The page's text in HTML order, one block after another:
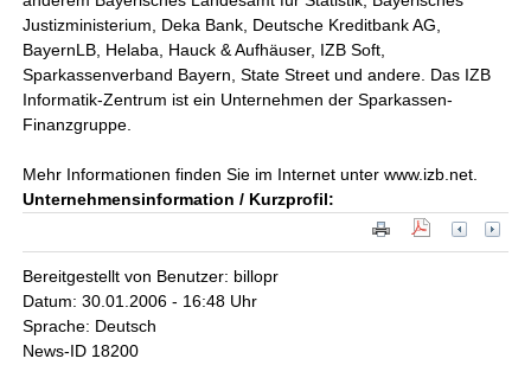
Justizministerium, Deka Bank, Deutsche Kreditbank AG,
BayernLB, Helaba, Hauck & Aufhäuser, IZB Soft,
Sparkassenverband Bayern, State Street und andere. Das IZB
Informatik-Zentrum ist ein Unternehmen der Sparkassen-
Finanzgruppe.
Mehr Informationen finden Sie im Internet unter www.izb.net.
Unternehmensinformation / Kurzprofil:
Bereitgestellt von Benutzer: billopr
Datum: 30.01.2006 - 16:48 Uhr
Sprache: Deutsch
News-ID 18200